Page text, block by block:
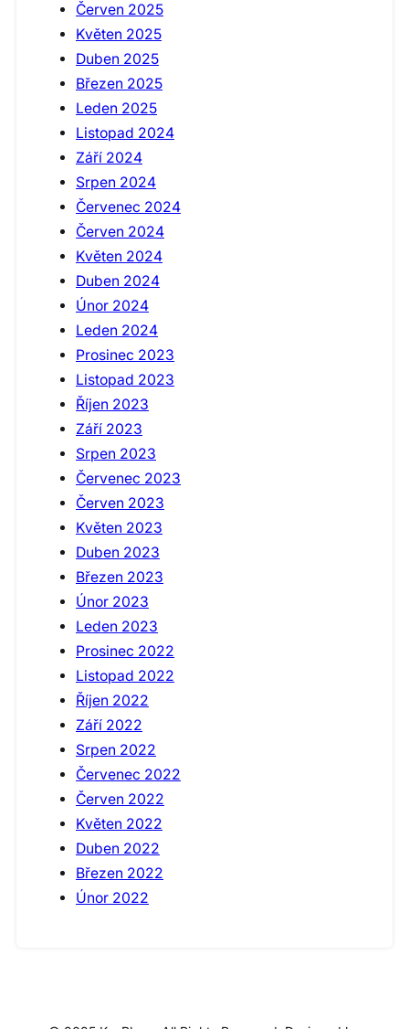
Červen 2025
Květen 2025
Duben 2025
Březen 2025
Leden 2025
Listopad 2024
Září 2024
Srpen 2024
Červenec 2024
Červen 2024
Květen 2024
Duben 2024
Únor 2024
Leden 2024
Prosinec 2023
Listopad 2023
Říjen 2023
Září 2023
Srpen 2023
Červenec 2023
Červen 2023
Květen 2023
Duben 2023
Březen 2023
Únor 2023
Leden 2023
Prosinec 2022
Listopad 2022
Říjen 2022
Září 2022
Srpen 2022
Červenec 2022
Červen 2022
Květen 2022
Duben 2022
Březen 2022
Únor 2022